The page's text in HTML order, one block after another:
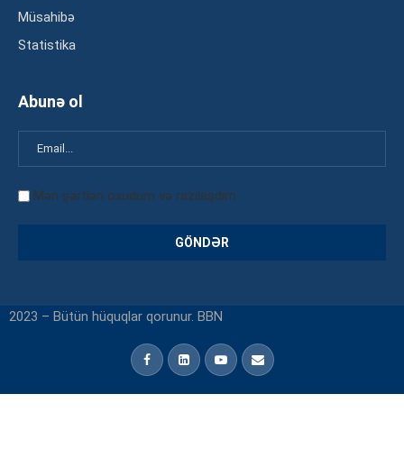
Müsahibə
Statistika
Abunə ol
Mən şərtləri oxudum və razılaşdım
2023 – Bütün hüquqlar qorunur. BBN